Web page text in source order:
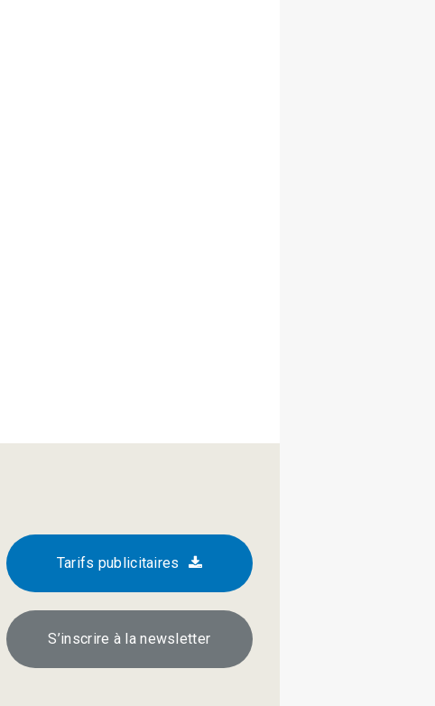
Tarifs publicitaires
S’inscrire à la newsletter